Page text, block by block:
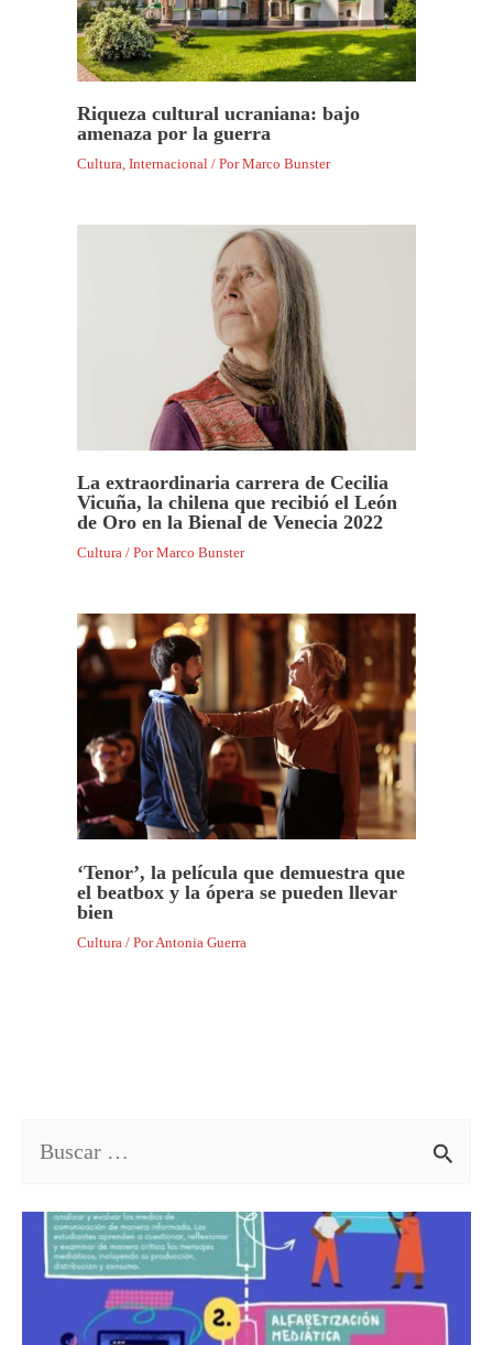
Riqueza cultural ucraniana: bajo
amenaza por la guerra
Cultura,Internacional / PorMarco Bunster
La extraordinaria carrera de Cecilia
Vicuña, la chilena que recibió el León
de Oro en la Bienal de Venecia 2022
Cultura / PorMarco Bunster
‘Tenor’, la película que demuestra que
el beatbox y la ópera se pueden llevar
bien
Cultura / PorAntonia Guerra